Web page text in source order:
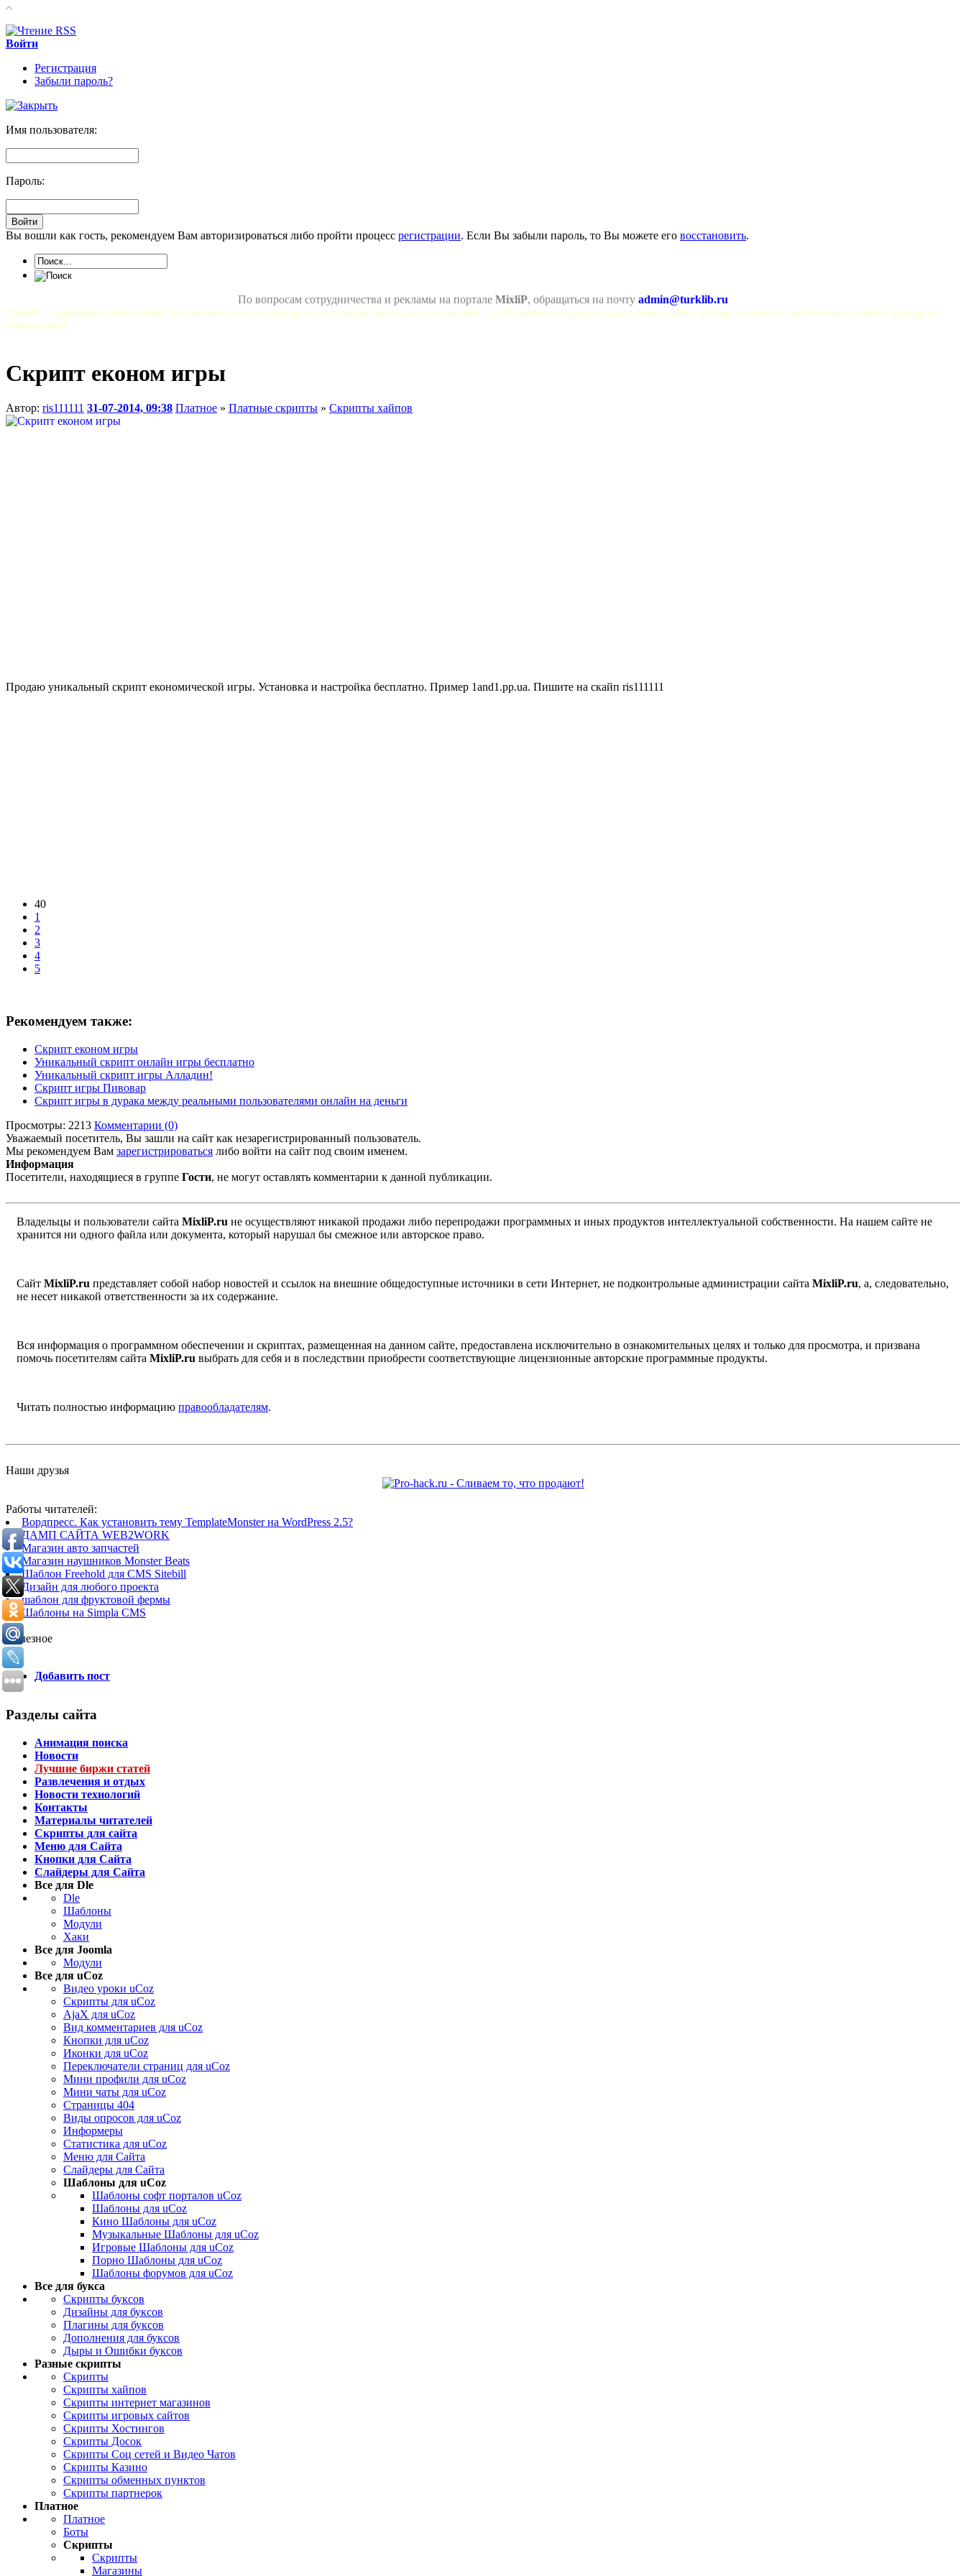
Войти
Регистрация
Забыли пароль?
Имя пользователя:
Пароль:
Вы вошли как гость, рекомендуем Вам авторизироваться либо пройти процесс регистрации. Если Вы забыли пароль, то Вы можете его восстановить.
По вопросам сотрудничества и рекламы на портале MixliP, обращаться на почту admin@turklib.ru
MixliP - Территория вебмастера! На нашем сайте вы найдете все для веб-мастеров и не только =) ! Различные скрипты для вашего сайта. И еще на нашем сайте немало софта! Заходи не
пожалеешь!
Скрипт економ игры
Автор: ris111111 31-07-2014, 09:38 Платное » Платные скрипты » Скрипты хайпов
Продаю уникальный скрипт економической игры. Установка и настройка бесплатно. Пример 1and1.pp.ua. Пишите на скайп ris111111
40
1
2
3
4
5
Рекомендуем также:
Скрипт економ игры
Уникальный скрипт онлайн игры бесплатно
Уникальный скрипт игры Алладин!
Скрипт игры Пивовар
Скрипт игры в дурака между реальными пользователями онлайн на деньги
Просмотры: 2213 Комментарии (0)
Уважаемый посетитель, Вы зашли на сайт как незарегистрированный пользователь.
Мы рекомендуем Вам зарегистрироваться либо войти на сайт под своим именем.
Информация
Посетители, находящиеся в группе Гости, не могут оставлять комментарии к данной публикации.
Владельцы и пользователи сайта MixliP.ru не осуществляют никакой продажи либо перепродажи программных и иных продуктов интеллектуальной собственности. На нашем сайте не
хранится ни одного файла или документа, который нарушал бы смежное или авторское право.
Сайт MixliP.ru представляет собой набор новостей и ссылок на внешние общедоступные источники в сети Интернет, не подконтрольные администрации сайта MixliP.ru, а, следовательно,
не несет никакой ответственности за их содержание.
Вся информация о программном обеспечении и скриптах, размещенная на данном сайте, предоставлена исключительно в ознакомительных целях и только для просмотра, и призвана
помочь посетителям сайта MixliP.ru выбрать для себя и в последствии приобрести соответствующие лицензионные авторские программные продукты.
Читать полностью информацию правообладателям.
Наши друзья
Работы читателей:
Вордпресс. Как установить тему TemplateMonster на WordPress 2.5?
ДАМП САЙТА WEB2WORK
Магазин авто запчастей
Магазин наушников Monster Beats
Шаблон Freehold для CMS Sitebill
Дизайн для любого проекта
шаблон для фруктовой фермы
Шаблоны на Simpla CMS
Полезное
Добавить пост
Разделы сайта
Анимация поиска
Новости
Лучшие биржи статей
Развлечения и отдых
Новости технологий
Контакты
Материалы читателей
Скрипты для сайта
Меню для Сайта
Кнопки для Сайта
Слайдеры для Сайта
Все для Dle
Dle
Шаблоны
Модули
Хаки
Все для Joomla
Модули
Все для uCoz
Видео уроки uCoz
Скрипты для uCoz
AjaX для uCoz
Вид комментариев для uCoz
Кнопки для uCoz
Иконки для uCoz
Переключатели страниц для uCoz
Мини профили для uCoz
Мини чаты для uCoz
Страницы 404
Виды опросов для uCoz
Информеры
Статистика для uCoz
Меню для Сайта
Слайдеры для Сайта
Шаблоны для uCoz
Шаблоны софт порталов uCoz
Шаблоны для uCoz
Кино Шаблоны для uCoz
Музыкальные Шаблоны для uCoz
Игровые Шаблоны для uCoz
Порно Шаблоны для uCoz
Шаблоны форумов для uCoz
Все для букса
Скрипты буксов
Дизайны для буксов
Плагины для буксов
Дополнения для буксов
Дыры и Ошибки буксов
Разные скрипты
Скрипты
Скрипты хайпов
Скрипты интернет магазинов
Скрипты игровых сайтов
Скрипты Хостингов
Скрипты Досок
Скрипты Соц сетей и Видео Чатов
Скрипты Казино
Скрипты обменных пунктов
Скрипты партнерок
Платное
Платное
Боты
Скрипты
Скрипты
Магазины